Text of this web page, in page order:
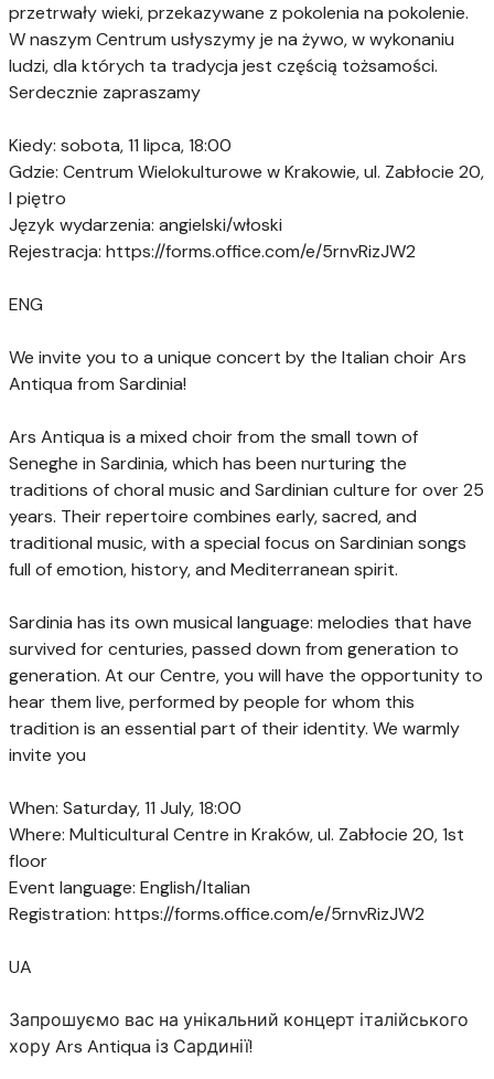
przetrwały wieki, przekazywane z pokolenia na pokolenie.
W naszym Centrum usłyszymy je na żywo, w wykonaniu
ludzi, dla których ta tradycja jest częścią tożsamości.
Serdecznie zapraszamy
Kiedy: sobota, 11 lipca, 18:00
Gdzie: Centrum Wielokulturowe w Krakowie, ul. Zabłocie 20,
I piętro
Język wydarzenia: angielski/włoski
Rejestracja: https://forms.office.com/e/5rnvRizJW2
ENG
We invite you to a unique concert by the Italian choir Ars
Antiqua from Sardinia!
Ars Antiqua is a mixed choir from the small town of
Seneghe in Sardinia, which has been nurturing the
traditions of choral music and Sardinian culture for over 25
years. Their repertoire combines early, sacred, and
traditional music, with a special focus on Sardinian songs
full of emotion, history, and Mediterranean spirit.
Sardinia has its own musical language: melodies that have
survived for centuries, passed down from generation to
generation. At our Centre, you will have the opportunity to
hear them live, performed by people for whom this
tradition is an essential part of their identity. We warmly
invite you
When: Saturday, 11 July, 18:00
Where: Multicultural Centre in Kraków, ul. Zabłocie 20, 1st
floor
Event language: English/Italian
Registration: https://forms.office.com/e/5rnvRizJW2
UA
Запрошуємо вас на унікальний концерт італійського
хору Ars Antiqua із Сардинії!